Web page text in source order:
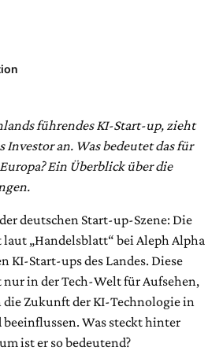
führendes KI-Start-up, zieht
Investor an. Was bedeutet das für
Ein Überblick über die
deutschen Start-up-Szene: Die
„Handelsblatt“ bei Aleph Alpha
KI-Start-ups des Landes. Diese
in der Tech-Welt für Aufsehen,
die Zukunft der KI-Technologie in
beeinflussen. Was steckt hinter
ist er so bedeutend?